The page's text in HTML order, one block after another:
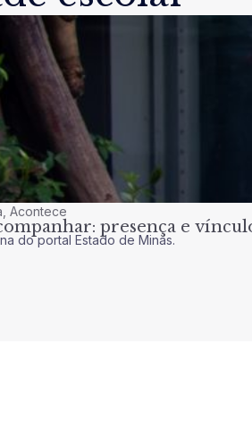
Acontece
presença e
do portal Estado de Minas.